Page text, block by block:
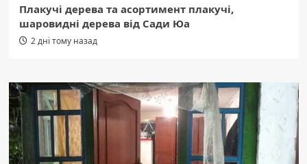
Плакучі дерева та асортимент плакучі,
шаровидні дерева від Сади Юа
2 дні тому назад